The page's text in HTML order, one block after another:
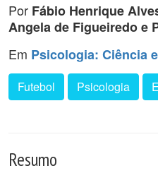
Por Fábio Henrique
Angela de Figueiredo e
Em Psicologia: Ciência
Futebol Psicologia
Resumo